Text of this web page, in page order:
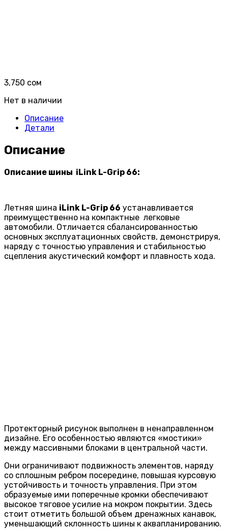
3,750 сом
Нет в наличии
Описание
Детали
Описание
Описание шины iLink L-Grip 66:
Летняя шина iLink L-Grip 66 устанавливается
преимущественно на компактные легковые
автомобили. Отличается сбалансированностью
основных эксплуатационных свойств, демонстрируя,
наряду с точностью управления и стабильностью
сцепления акустический комфорт и плавность хода.
Протекторный рисунок выполнен в ненаправленном
дизайне. Его особенностью являются «мостики»
между массивными блоками в центральной части.
Они ограничивают подвижность элементов, наряду
со сплошным ребром посередине, повышая курсовую
устойчивость и точность управления. При этом
образуемые ими поперечные кромки обеспечивают
высокое тяговое усилие на мокром покрытии. Здесь
стоит отметить большой объем дренажных канавок,
уменьшающий склонность шины к аквапланированию.